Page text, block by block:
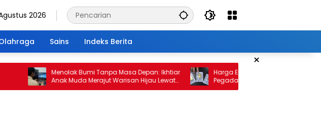
2026
Sains Indeks Berita
×
Menolak Bumi Tanpa Masa Depan: Ikhtiar
Anak Muda Merajut Warisan Hijau Lewat
Portal Waktu
Harga Emas 10 Februari 2026: Antam
Pegadaian Kembali Melonjak